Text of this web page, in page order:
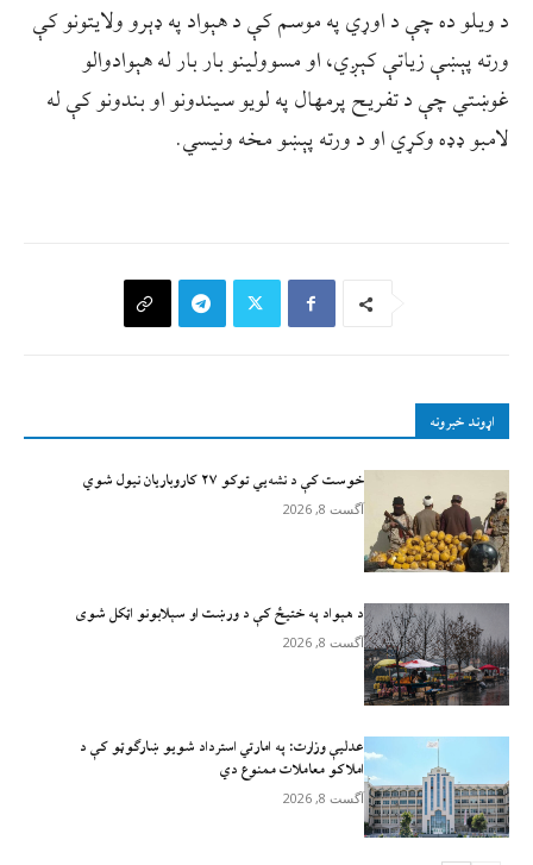
د ویلو ده چې د اوړي په موسم کې د هېواد په ډېرو ولایتونو کې
ورته پېښې زیاتې کېږي، او مسوولینو بار بار له هېوادوالو
غوښتي چې د تفریح پرمهال په لویو سیندونو او بندونو کې له
لامبو ډډه وکړي او د ورته پېښو مخه ونیسي.
اړوند خبرونه
خوست کې د نشه‌يي توکو ۲۷ کاروباریان نیول شوي
آگست 8, 2026
د هېواد په ختیځ کې د ورښت او سېلابونو اټکل شوی
آگست 8, 2026
عدلیې وزارت: په امارتي استرداد شویو ښارګوټو کې د
املاکو معاملات ممنوع دي
آگست 8, 2026